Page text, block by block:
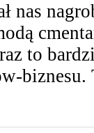
nas
to